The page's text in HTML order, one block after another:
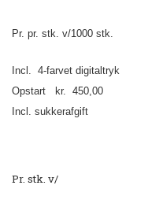
Pr. pr. stk. v/1000 stk.
Incl. 4-farvet digitaltryk
Opstart kr. 450,00
Incl. sukkerafgift
Pr. stk. v/